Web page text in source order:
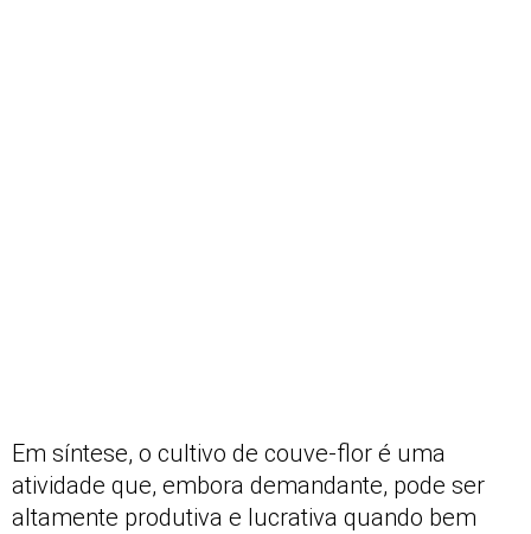
Em síntese, o cultivo de couve-flor é uma
atividade que, embora demandante, pode ser
altamente produtiva e lucrativa quando bem